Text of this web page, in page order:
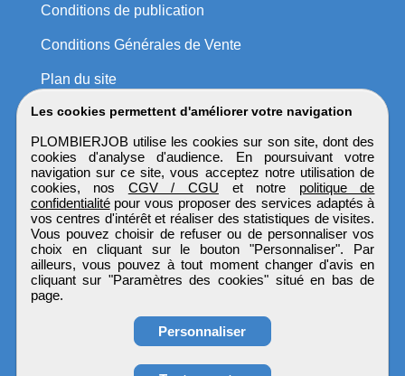
Les cookies permettent d'améliorer votre navigation
PLOMBIERJOB utilise les cookies sur son site, dont des
cookies d'analyse d'audience. En poursuivant votre
navigation sur ce site, vous acceptez notre utilisation de
cookies, nos CGV / CGU et notre politique de
confidentialitépour vous proposer des services adaptés à
vos centres d'intérêt et réaliser des statistiques de visites.
Vous pouvez choisir de refuser ou de personnaliser vos
choix en cliquant sur le bouton "Personnaliser". Par
ailleurs, vous pouvez à tout moment changer d'avis en
cliquant sur "Paramètres des cookies" situé en bas de
page.
Personnaliser
Conditions de publication
Conditions Générales de Vente
Plan du site